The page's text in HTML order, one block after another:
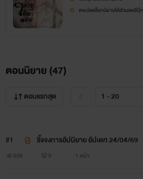
เคยปลดล็อกนิยายได้ส่วนลดอีบุ๊ก
ตอนนิยาย (47)
ตอนแรกสุด
#1 ชี้แจงการอัปนิยาย อัปเดท 24/04/69
639 0 1 หน้า